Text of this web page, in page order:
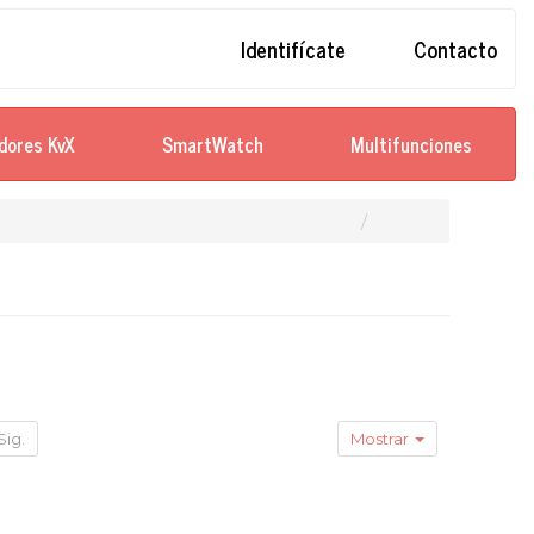
Identifícate Contacto
KvX SmartWatch Multifunciones
Mostrar